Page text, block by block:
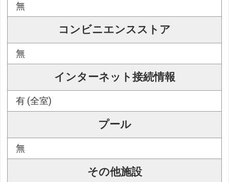
無
コンビニエンスストア
無
インターネット接続情報
有 (全室)
プール
無
その他施設